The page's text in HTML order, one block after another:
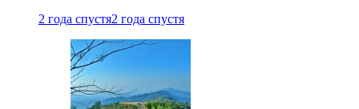
2 года спустя2 года спустя